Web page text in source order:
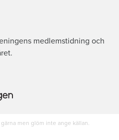
medlemstidning och
men glöm inte ange källan.